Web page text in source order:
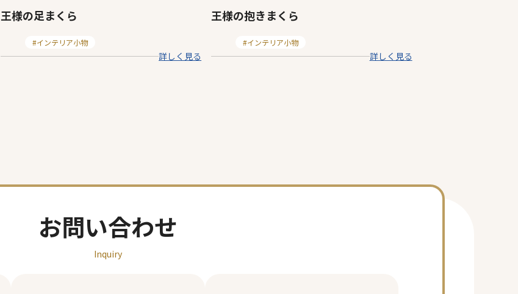
王様の足まくら
テ
インテリア小物
詳しく見る
王様の抱きまくら
テ
インテリア小物
詳しく見る
お問い合わせ
Inquiry